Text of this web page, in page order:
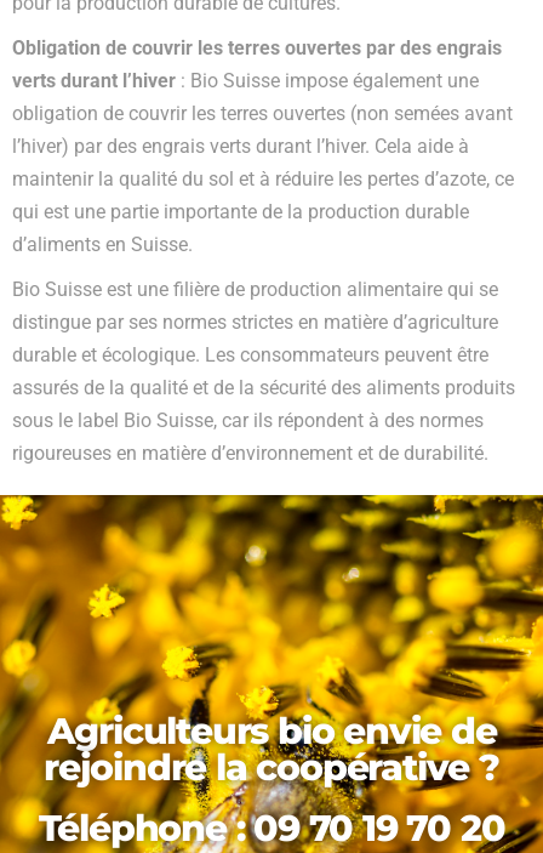
Obligation de couvrir les terres ouvertes par des engrais
verts durant l’hiver : Bio Suisse impose également une
obligation de couvrir les terres ouvertes (non semées avant
l’hiver) par des engrais verts durant l’hiver. Cela aide à
maintenir la qualité du sol et à réduire les pertes d’azote, ce
qui est une partie importante de la production durable
d’aliments en Suisse.
Bio Suisse est une filière de production alimentaire qui se
distingue par ses normes strictes en matière d’agriculture
durable et écologique. Les consommateurs peuvent être
assurés de la qualité et de la sécurité des aliments produits
sous le label Bio Suisse, car ils répondent à des normes
rigoureuses en matière d’environnement et de durabilité.
Agriculteurs bio envie de
rejoindre la coopérative ?
Téléphone : 09 70 19 70 20